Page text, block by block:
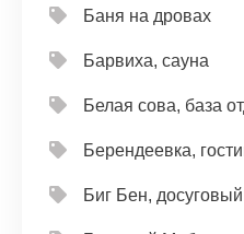
Баня на дровах
Барвиха, сауна
Белая сова, база
Берендеевка,
Биг Бен,